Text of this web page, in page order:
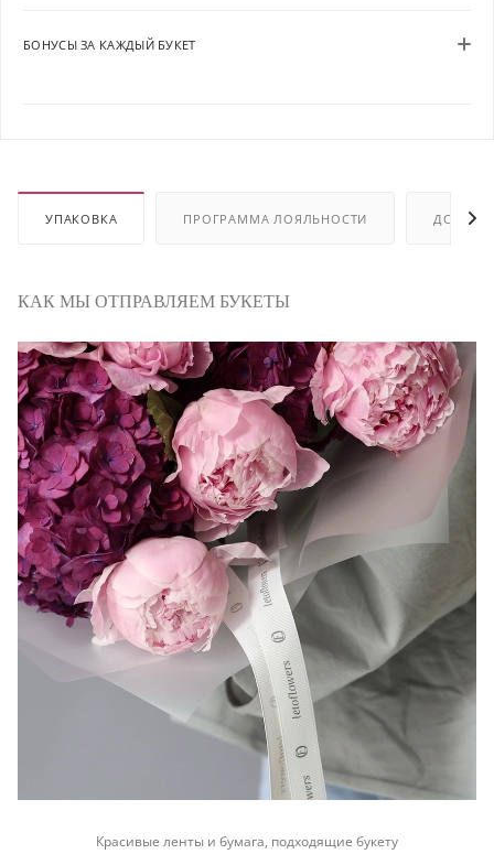
БОНУСЫ ЗА КАЖДЫЙ БУКЕТ
УПАКОВКА ПРОГРАММА ЛОЯЛЬНОСТИ
КАК МЫ ОТПРАВЛЯЕМ БУКЕТЫ
Красивые ленты и бумага, подходящие букету